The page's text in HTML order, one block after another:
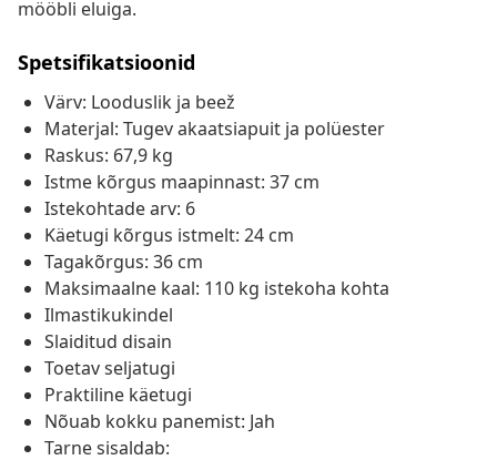
mööbli eluiga.
Spetsifikatsioonid
Värv: Looduslik ja beež
Materjal: Tugev akaatsiapuit ja polüester
Raskus: 67,9 kg
Istme kõrgus maapinnast: 37 cm
Istekohtade arv: 6
Käetugi kõrgus istmelt: 24 cm
Tagakõrgus: 36 cm
Maksimaalne kaal: 110 kg istekoha kohta
Ilmastikukindel
Slaiditud disain
Toetav seljatugi
Praktiline käetugi
Nõuab kokku panemist: Jah
Tarne sisaldab: